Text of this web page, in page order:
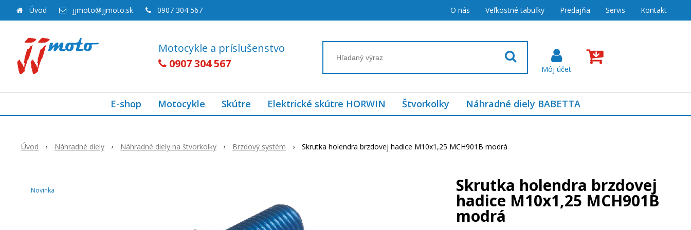
Motocykle a príslušenstvo
0907 304 567
Úvod jjmoto@jjmoto.sk 0907 304 567 O nás Veľkostné tabuľky Predajňa Servis Kontakt
E-shop Motocykle Skútre Elektrické skútre HORWIN Štvorkolky Náhradné diely BABETTA
Úvod Náhradné diely Náhradné diely na štvorkolky Brzdový systém Skrutka holendra brzdovej hadice M10x1,25 MCH901B modrá
Novinka Skrutka holendra brzdovej
hadice M10x1,25 MCH901B
modrá